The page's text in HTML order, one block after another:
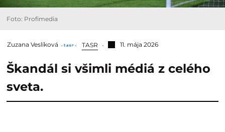
Foto: Profimedia
Zuzana Veslíková TASR 11. mája 2026
Škandál si všimli médiá z celého
sveta.